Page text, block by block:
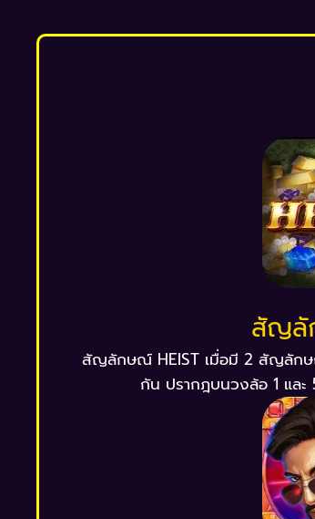
สัญลั
สัญลักษณ์ HEIST เมื่อมี 2 สัญลักษ
กัน ปรากฎบนวงล้อ 1 และ